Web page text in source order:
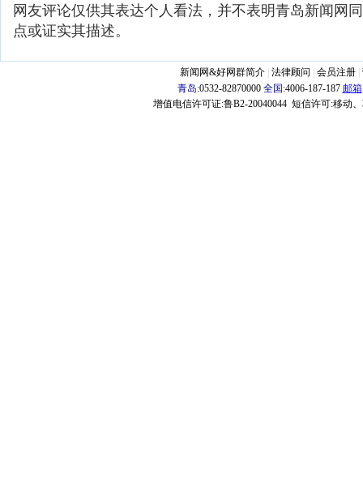
网友评论仅供其表达个人看法，并不表明青岛新闻网
点或证实其描述。